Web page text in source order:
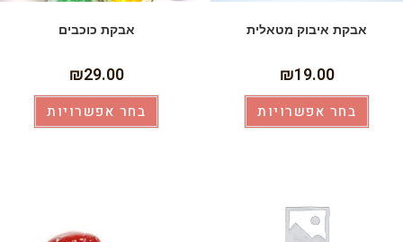
אבקת איבוק מטאלית
₪19.00
בחר אפשרויות
אבקת כוכבים
₪29.00
בחר אפשרויות